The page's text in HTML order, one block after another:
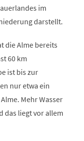
im
darstellt.
die Alme bereits
60 km
ist bis zur
nur etwa ein
Mehr Wasser
das liegt vor allem